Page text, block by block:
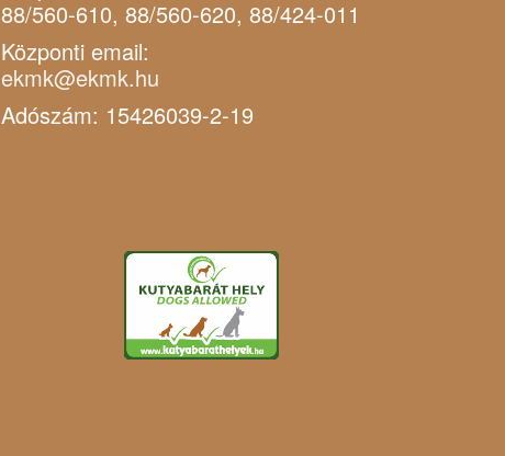
88/560-610, 88/560-620, 88/424-011
Központi email:
ekmk@ekmk.hu
Adószám: 15426039-2-19